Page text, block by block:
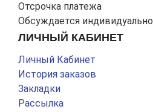
Отсрочка платежа
Обсуждается индивидуально
ЛИЧНЫЙ КАБИНЕТ
Личный Кабинет
История заказов
Закладки
Рассылка